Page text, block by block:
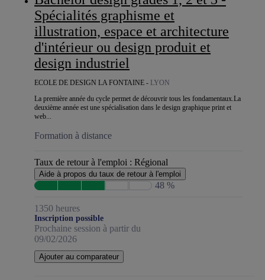
Spécialités graphisme et
illustration, espace et architecture
d'intérieur ou design produit et
design industriel
ECOLE DE DESIGN LA FONTAINE - LYON
La première année du cycle permet de découvrir tous les fondamentaux.La
deuxième année est une spécialisation dans le design graphique print et
web...
Formation à distance
Taux de retour à l'emploi : Régional
Aide à propos du taux de retour à l'emploi
48 %
1350 heures
Inscription possible
Prochaine session à partir du
09/02/2026
Ajouter au comparateur